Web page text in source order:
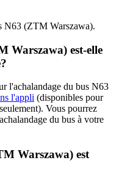
N63 (ZTM Warszawa).
Warszawa) est-elle
l'achalandage du bus N63
l'appli (disponibles pour
Vous pourrez
du bus à votre
Warszawa) est